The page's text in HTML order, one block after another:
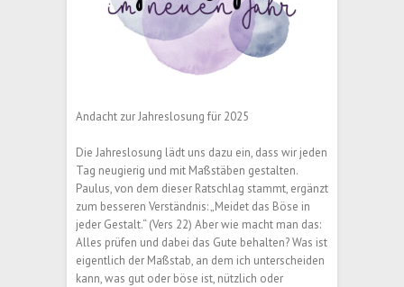
Andacht zur Jahreslosung für 2025
Die Jahreslosung lädt uns dazu ein, dass wir jeden
Tag neugierig und mit Maßstäben gestalten.
Paulus, von dem dieser Ratschlag stammt, ergänzt
zum besseren Verständnis: „Meidet das Böse in
jeder Gestalt.“ (Vers 22) Aber wie macht man das:
Alles prüfen und dabei das Gute behalten? Was ist
eigentlich der Maßstab, an dem ich unterscheiden
kann, was gut oder böse ist, nützlich oder